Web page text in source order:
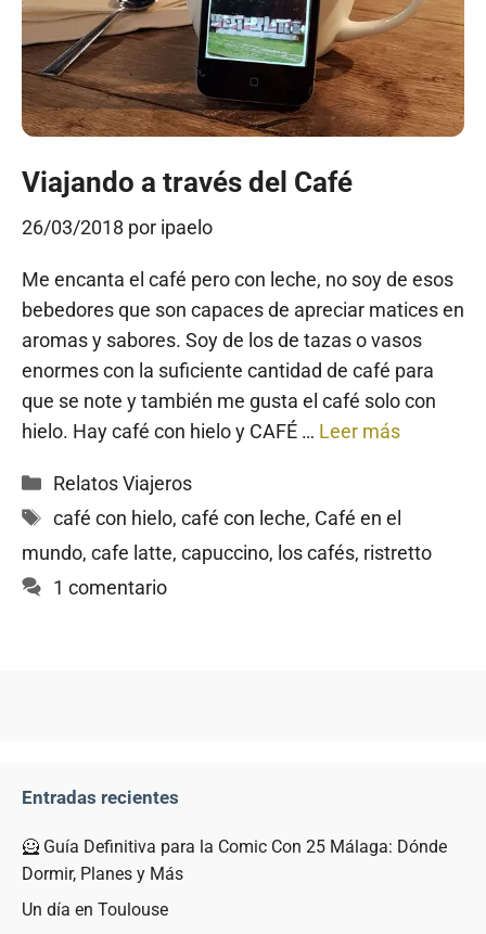
Viajando a través del Café
26/03/2018 por ipaelo
Me encanta el café pero con leche, no soy de esos
bebedores que son capaces de apreciar matices en
aromas y sabores. Soy de los de tazas o vasos
enormes con la suficiente cantidad de café para
que se note y también me gusta el café solo con
hielo. Hay café con hielo y CAFÉ … Leer más
Categorías
Relatos Viajeros
Etiquetas
café con hielo, café con leche, Café en el
mundo, cafe latte, capuccino, los cafés, ristretto
1 comentario
Entradas recientes
🦸 Guía Definitiva para la Comic Con 25 Málaga: Dónde
Dormir, Planes y Más
Un día en Toulouse